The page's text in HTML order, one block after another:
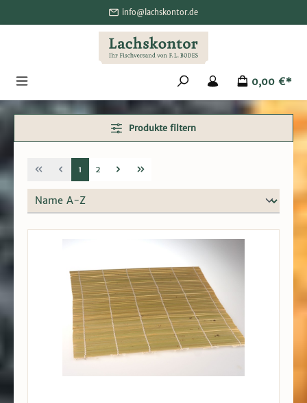
info@lachskontor.de
0,00 €*
Produkte filtern
1 2